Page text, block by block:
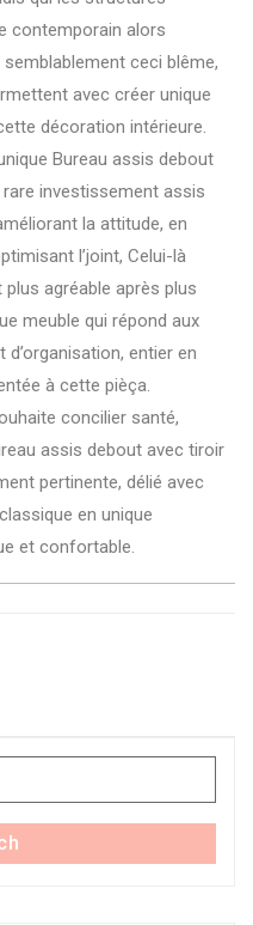
contemporain alors
ceci blême,
avec créer unique
décoration intérieure.
Bureau assis debout
investissement assis
la attitude, en
l’joint, Celui-là
agréable après plus
meuble qui répond aux
entier en
à cette pièça.
concilier santé,
assis debout avec tiroir
pertinente, délié avec
en unique
et confortable.